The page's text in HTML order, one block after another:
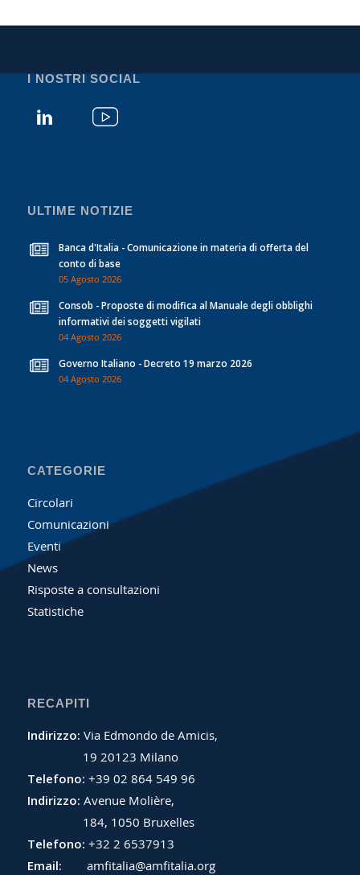
I NOSTRI SOCIAL
ULTIME NOTIZIE
Banca d'Italia - Comunicazione in materia di offerta del
conto di base
05 Agosto 2026
Consob - Proposte di modifica al Manuale degli obblighi
informativi dei soggetti vigilati
04 Agosto 2026
Governo Italiano - Decreto 19 marzo 2026
04 Agosto 2026
CATEGORIE
Circolari
Comunicazioni
Eventi
News
Risposte a consultazioni
Statistiche
RECAPITI
Indirizzo: Via Edmondo de Amicis,
19 20123 Milano
Telefono: +39 02 864 549 96
Indirizzo: Avenue Molière,
184, 1050 Bruxelles
Telefono: +32 2 6537913
Email:
amfitalia@amfitalia.org